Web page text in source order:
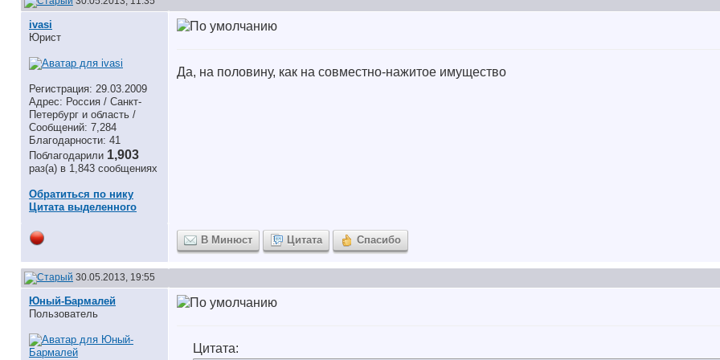
ivasi
Юрист
Регистрация: 29.03.2009
Адрес: Россия / Санкт-
Петербург и область /
Сообщений: 7,284
Благодарности: 41
Поблагодарили 1,903
раз(а) в 1,843 сообщениях
Обратиться по нику
Цитата выделенного
Да, на половину, как на совместно-нажитое имущество
В Минюст Цитата Спасибо
30.05.2013, 19:55
Юный-Бармалей
Пользователь
Цитата: